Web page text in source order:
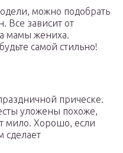
можно подобрать
Все зависит от
мамы жениха.
самой стильно!
прическе.
уложены похоже,
мило. Хорошо, если
сделает